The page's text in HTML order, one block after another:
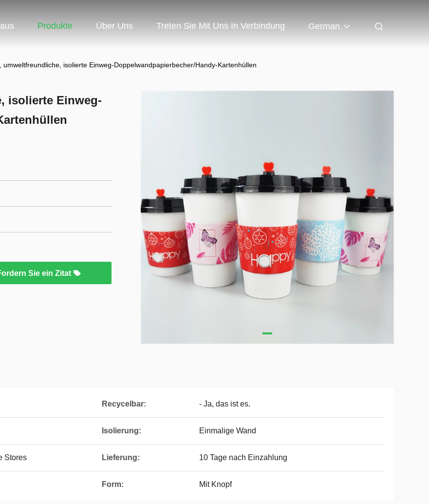
Produkte Über Uns Treten Sie Mit Uns In Verbindung German
umweltfreundliche, isolierte Einweg-Doppelwandpapierbecher/Handy-Kartenhüllen
isolierte Einweg-
Sie ein Zitat
Recycelbar: - Ja, das ist es.
Isolierung: Einmalige Wand
Stores Lieferung: 10 Tage nach Einzahlung
Form: Mit Knopf